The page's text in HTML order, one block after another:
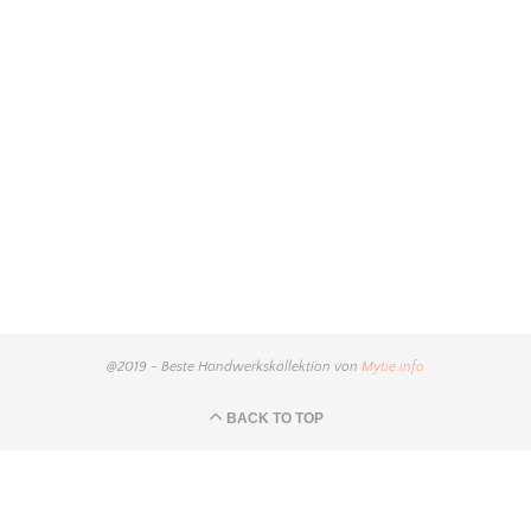
@2019 - Beste Handwerkskollektion von Mytie.info
BACK TO TOP